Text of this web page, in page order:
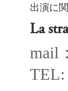
出演に
La
mail：